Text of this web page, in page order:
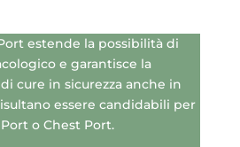
estende la possibilità di
e garantisce la
cure in sicurezza anche in
essere candidabili per
o Chest Port.